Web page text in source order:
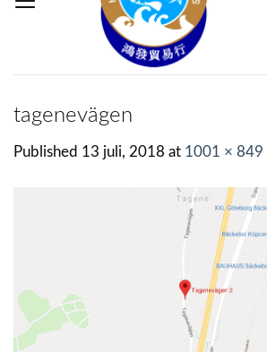
tagenevägen
Published 13 juli, 2018 at 1001 × 849